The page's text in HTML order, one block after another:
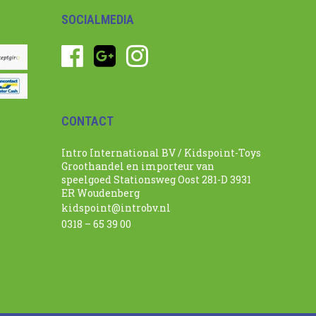
SOCIALMEDIA
CONTACT
Intro International BV / Kidspoint-Toys
Groothandel en importeur van
speelgoed Stationsweg Oost 281-D 3931
ER Woudenberg
kidspoint@introbv.nl
0318 – 65 39 00